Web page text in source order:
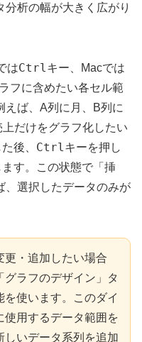
分析の幅が大きく広がり
はCtrl キー、Macでは
フに含めたい各セル範
えば、A列に月、B列に
だけをグラフ化したい
後、 Ctrl キーを押し
す。この状態で「挿
、選択したデータのみが
更・追加したい場合
ラフのデザイン」タ
使います。このダイ
使用するデータ範囲を
しいデータ系列を追加